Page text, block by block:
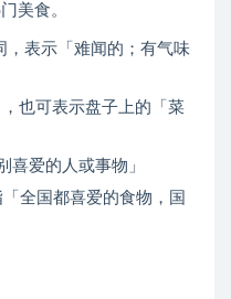
美食。
，表示「难闻的；有气味
也可表示盘子上的「菜
喜爱的人或事物」
全国都喜爱的食物，国